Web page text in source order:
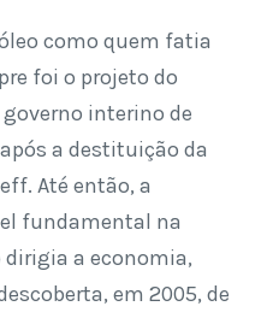
como quem fatia
foi o projeto do
interino de
a destituição da
Até então, a
fundamental na
a economia,
em 2005, de